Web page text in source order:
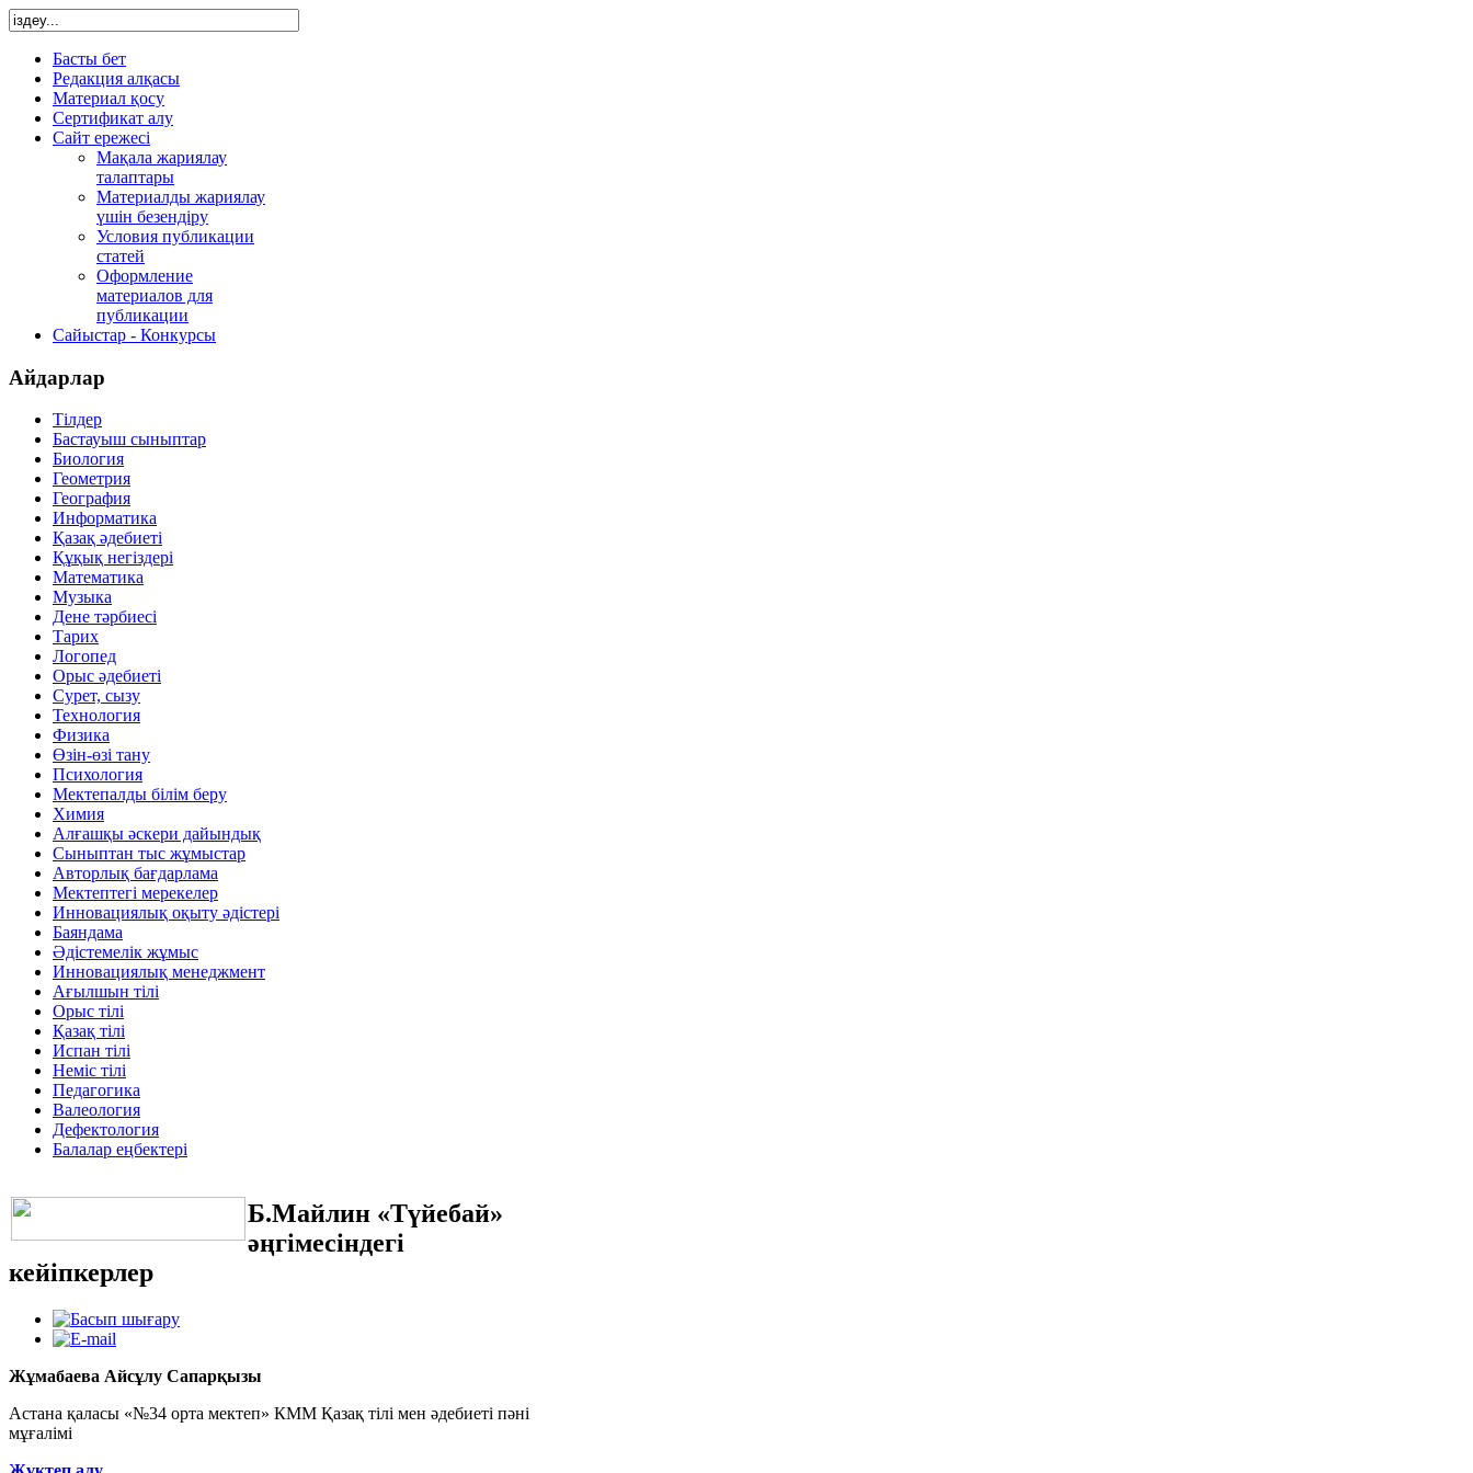
Басты бет
Редакция алқасы
Материал қосу
Сертификат алу
Сайт ережесі
Мақала жариялау
талаптары
Материалды жариялау
үшін безендіру
Условия публикации
статей
Оформление
материалов для
публикации
Сайыстар - Конкурсы
Айдарлар
Тілдер
Бастауыш сыныптар
Биология
Геометрия
География
Информатика
Қазақ әдебиеті
Құқық негіздері
Математика
Музыка
Дене тәрбиесі
Тарих
Логопед
Орыс әдебиеті
Сурет, сызу
Технология
Физика
Өзін-өзі тану
Психология
Мектепалды білім беру
Химия
Алғашқы әскери дайындық
Сыныптан тыс жұмыстар
Авторлық бағдарлама
Мектептегі мерекелер
Инновациялық оқыту әдістері
Баяндама
Әдістемелік жұмыс
Инновациялық менеджмент
Ағылшын тілі
Орыс тілі
Қазақ тілі
Испан тілі
Неміс тілі
Педагогика
Валеология
Дефектология
Балалар еңбектері
Б.Майлин «Түйебай»
әңгімесіндегі
кейіпкерлер
Жұмабаева Айсұлу Сапарқызы
Астана қаласы «№34 орта мектеп» КММ Қазақ тілі мен әдебиеті пәні
мұғалімі